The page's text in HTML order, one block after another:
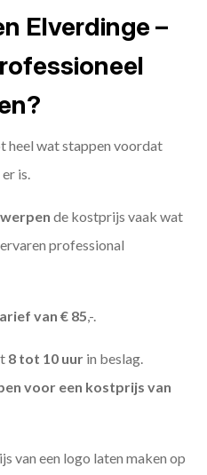
Elverdinge –
heel wat stappen voordat
er is.
de kostprijs vaak wat
professional
van € 85,-.
8 tot 10 uur in beslag.
voor een kostprijs van
van een logo laten maken op